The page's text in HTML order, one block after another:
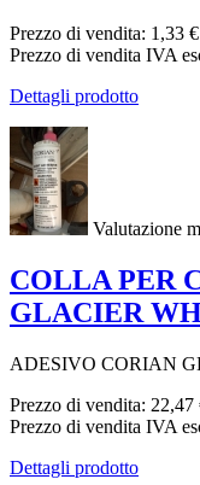
Prezzo di vendita: 1,33 €
Prezzo di vendita IVA
Dettagli prodotto
Valutazione
COLLA PER
GLACIER
ADESIVO CORIAN
Prezzo di vendita: 22,47
Prezzo di vendita IVA
Dettagli prodotto